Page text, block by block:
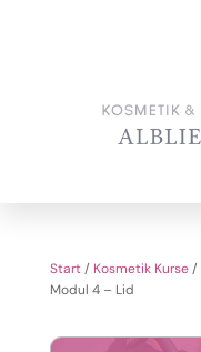
Start/ Kosmetik Kurse/
Modul 4 – Lid